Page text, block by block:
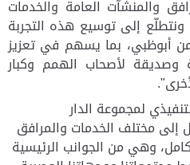
والمنشآت العامة والخدمات
إلى توسيع هذه التجربة
أبوظبي، بما يسهم في تعزيز
وصديقة لأصحاب الهمم وكبار
لمجموعة الدار
مختلف الخدمات والمرافق
وهي من الجوانب الرئيسية